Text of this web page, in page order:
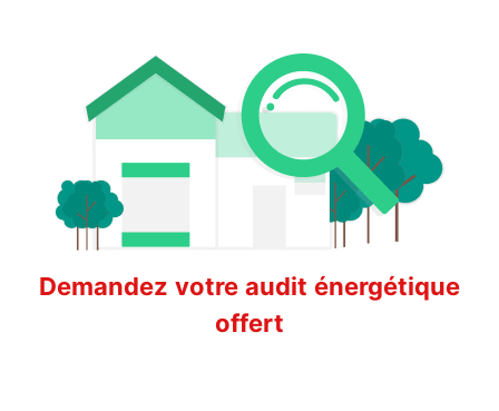
Demandez votre audit énergétique
offert